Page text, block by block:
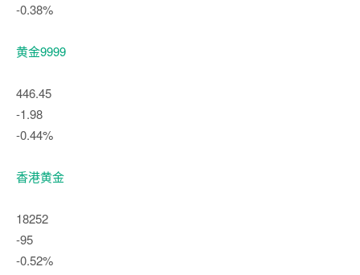
-0.38%
黄金9999
446.45
-1.98
-0.44%
香港黄金
18252
-95
-0.52%